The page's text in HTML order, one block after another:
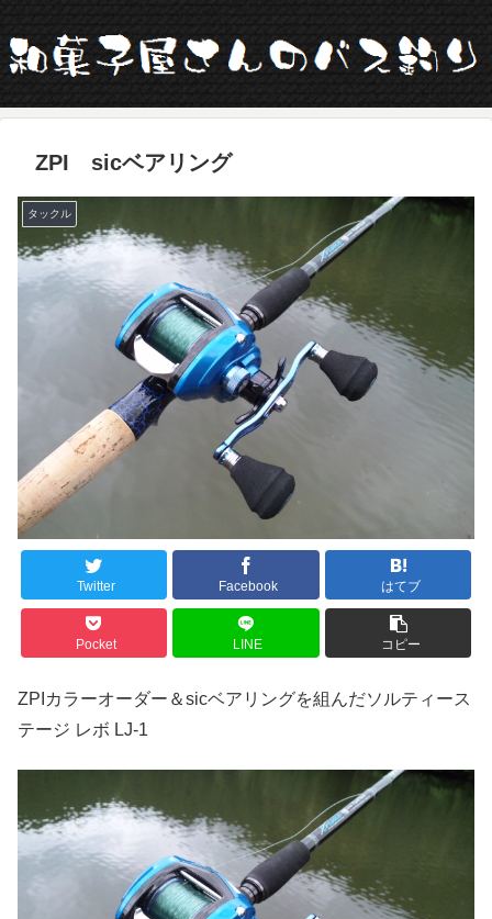
ZPI sicベアリング
タックル
Twitter Facebook はてブ
Pocket LINE コピー
ZPIカラーオーダー＆sicベアリングを組んだソルティース
テージ レボ LJ-1